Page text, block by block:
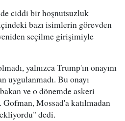
ciddi bir hoşnutsuzluk
bazı isimlerin görevden
seçilme girişimiyle
yalnızca Trump'ın onayını
uygulanmadı. Bu onayı
ve o dönemde askeri
Mossad'a katılmadan
dedi.